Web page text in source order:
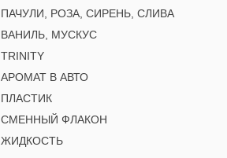
ПАЧУЛИ, РОЗА, СИРЕНЬ, СЛИВА
ВАНИЛЬ, МУСКУС
TRINITY
АРОМАТ В АВТО
ПЛАСТИК
СМЕННЫЙ ФЛАКОН
ЖИДКОСТЬ